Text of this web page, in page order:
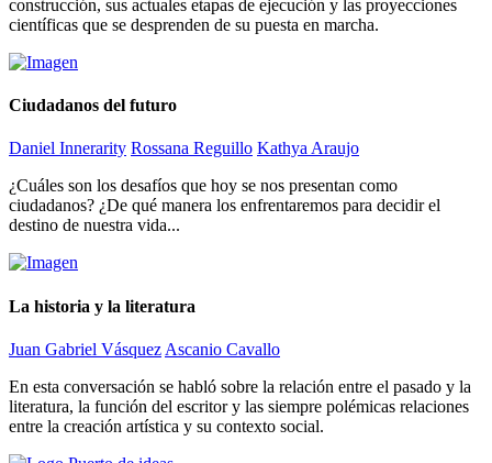
construcción, sus actuales etapas de ejecución y las proyecciones
científicas que se desprenden de su puesta en marcha.
Ciudadanos del futuro
Daniel Innerarity Rossana Reguillo Kathya Araujo
¿Cuáles son los desafíos que hoy se nos presentan como
ciudadanos? ¿De qué manera los enfrentaremos para decidir el
destino de nuestra vida...
La historia y la literatura
Juan Gabriel Vásquez Ascanio Cavallo
En esta conversación se habló sobre la relación entre el pasado y la
literatura, la función del escritor y las siempre polémicas relaciones
entre la creación artística y su contexto social.